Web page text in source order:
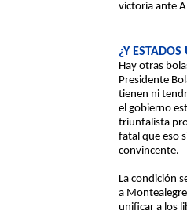
victoria ante
¿Y ESTADOS
Hay otras
Presidente
tienen ni
el gobierno
triunfalista
fatal que eso
convincente.
La condición
a
unificar a los